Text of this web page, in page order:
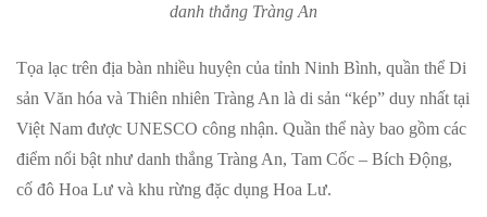
danh thắng Tràng An
Tọa lạc trên địa bàn nhiều huyện của tỉnh Ninh Bình, quần thể Di
sản Văn hóa và Thiên nhiên Tràng An là di sản “kép” duy nhất tại
Việt Nam được UNESCO công nhận. Quần thể này bao gồm các
điểm nổi bật như danh thắng Tràng An, Tam Cốc – Bích Động,
cố đô Hoa Lư và khu rừng đặc dụng Hoa Lư.